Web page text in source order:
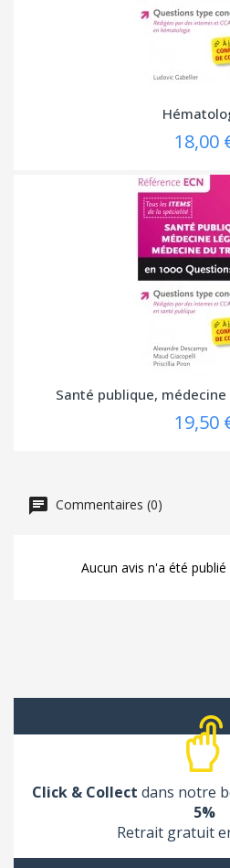
18,00
Santé publique,
19,50
Commentaires (0)
Aucun avis n'a été
Click & Collect dans notre
5%
Retrait gratuit